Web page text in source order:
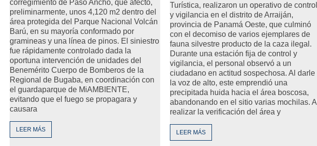
corregimiento de Paso Ancho, que afectó,
preliminarmente, unos 4,120 m2 dentro del
área protegida del Parque Nacional Volcán
Barú, en su mayoría conformado por
gramineas y una línea de pinos. El siniestro
fue rápidamente controlado dada la
oportuna intervención de unidades del
Benemérito Cuerpo de Bomberos de la
Regional de Bugaba, en coordinación con
el guardaparque de MiAMBIENTE,
evitando que el fuego se propagara y
causara
LEER MÁS
Turística, realizaron un operativo de control
y vigilancia en el distrito de Arraiján,
provincia de Panamá Oeste, que culminó
con el decomiso de varios ejemplares de
fauna silvestre producto de la caza ilegal.
Durante una estación fija de control y
vigilancia, el personal observó a un
ciudadano en actitud sospechosa. Al darle
la voz de alto, este emprendió una
precipitada huida hacia el área boscosa,
abandonando en el sitio varias mochilas. Al
realizar la verificación del área y
LEER MÁS